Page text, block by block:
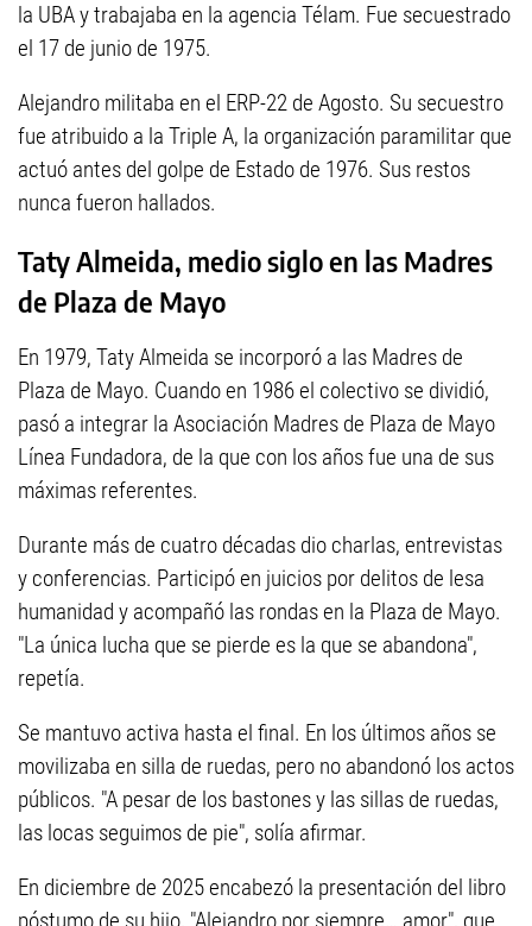
la UBA y trabajaba en la agencia Télam. Fue secuestrado
el 17 de junio de 1975.
Alejandro militaba en el ERP-22 de Agosto. Su secuestro
fue atribuido a la Triple A, la organización paramilitar que
actuó antes del golpe de Estado de 1976. Sus restos
nunca fueron hallados.
Taty Almeida, medio siglo en las Madres
de Plaza de Mayo
En 1979, Taty Almeida se incorporó a las Madres de
Plaza de Mayo. Cuando en 1986 el colectivo se dividió,
pasó a integrar la Asociación Madres de Plaza de Mayo
Línea Fundadora, de la que con los años fue una de sus
máximas referentes.
Durante más de cuatro décadas dio charlas, entrevistas
y conferencias. Participó en juicios por delitos de lesa
humanidad y acompañó las rondas en la Plaza de Mayo.
"La única lucha que se pierde es la que se abandona",
repetía.
Se mantuvo activa hasta el final. En los últimos años se
movilizaba en silla de ruedas, pero no abandonó los actos
públicos. "A pesar de los bastones y las sillas de ruedas,
las locas seguimos de pie", solía afirmar.
En diciembre de 2025 encabezó la presentación del libro